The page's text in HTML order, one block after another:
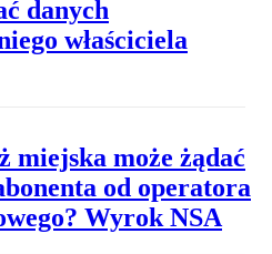
danych
właściciela
miejska może żądać
od operatora
Wyrok NSA